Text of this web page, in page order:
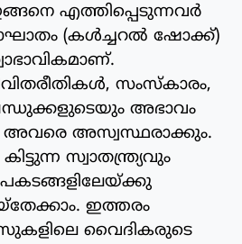
എത്തിപ്പെടുന്നവര്‍
(കള്‍ച്ചറല്‍ ഷോക്ക്)
സംസ്‌കാരം,
അഭാവം
അവരെ അസ്വസ്ഥരാക്കും.
സ്വാതന്ത്ര്യവും
ഇത്തരം
വൈദികരുടെ